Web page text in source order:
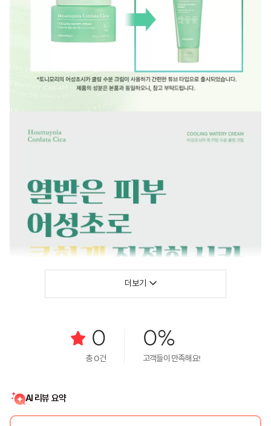
더보기
0
총0건
0%
고객들이 만족해요!
AI 리뷰 요약